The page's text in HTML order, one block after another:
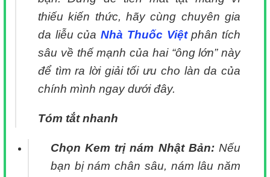
thiếu kiến thức, hãy cùng chuyên gia
da liễu củaNhà Thuốc Việtphân tích
sâu về thế mạnh của hai “ông lớn” này
để tìm ra lời giải tối ưu cho làn da của
chính mình ngay dưới đây.
Tóm tắt nhanh
Chọn Kem trị nám Nhật Bản:Nếu
bạn bị nám chân sâu, nám lâu năm